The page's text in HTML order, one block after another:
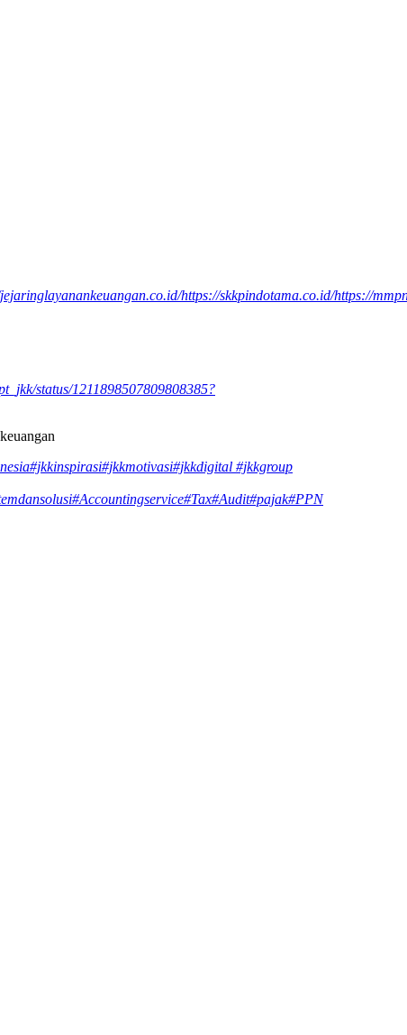
https://skkpindotama.co.id/https://
status/1211898507809808385?
#jkkinspirasi#jkkmotivasi#jkkdigital #jkkgroup
#Accountingservice#Tax#Audit#pajak#PPN